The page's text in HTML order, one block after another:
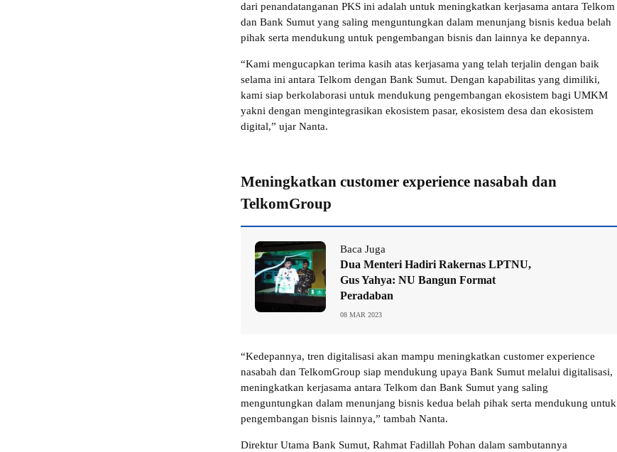
dari penandatanganan PKS ini adalah untuk meningkatkan kerjasama antara Telkom
dan Bank Sumut yang saling menguntungkan dalam menunjang bisnis kedua belah
pihak serta mendukung untuk pengembangan bisnis dan lainnya ke depannya.
“Kami mengucapkan terima kasih atas kerjasama yang telah terjalin dengan baik
selama ini antara Telkom dengan Bank Sumut. Dengan kapabilitas yang dimiliki,
kami siap berkolaborasi untuk mendukung pengembangan ekosistem bagi UMKM
yakni dengan mengintegrasikan ekosistem pasar, ekosistem desa dan ekosistem
digital,” ujar Nanta.
Meningkatkan customer experience nasabah dan
TelkomGroup
Baca Juga
Dua Menteri Hadiri Rakernas LPTNU,
Gus Yahya: NU Bangun Format
Peradaban
08 MAR 2023
“Kedepannya, tren digitalisasi akan mampu meningkatkan customer experience
nasabah dan TelkomGroup siap mendukung upaya Bank Sumut melalui digitalisasi,
meningkatkan kerjasama antara Telkom dan Bank Sumut yang saling
menguntungkan dalam menunjang bisnis kedua belah pihak serta mendukung untuk
pengembangan bisnis lainnya,” tambah Nanta.
Direktur Utama Bank Sumut, Rahmat Fadillah Pohan dalam sambutannya